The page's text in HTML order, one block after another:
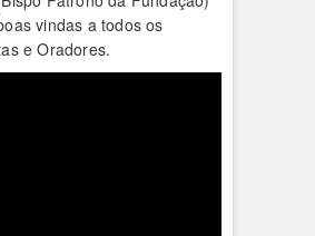
vindas a todos os
e Oradores.